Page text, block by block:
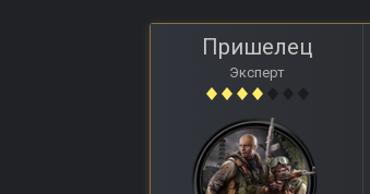
Пришелец
Эксперт